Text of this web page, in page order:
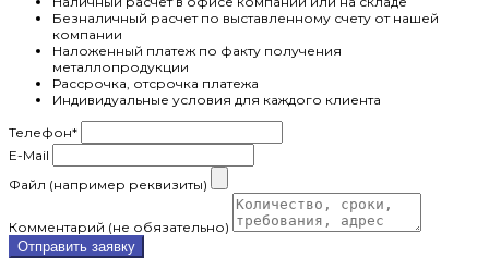
Безналичный расчет по выставленному счету от нашей
компании
Наложенный платеж по факту получения
металлопродукции
Рассрочка, отсрочка платежа
Индивидуальные условия для каждого клиента
Телефон*
E-Mail
Файл (например реквизиты)
Комментарий (не обязательно)
Отправить заявку